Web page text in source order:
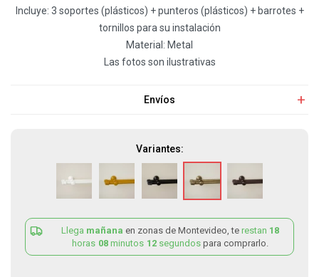
Incluye: 3 soportes (plásticos) + punteros (plásticos) + barrotes +
tornillos para su instalación
Material: Metal
Las fotos son ilustrativas
Envíos
Variantes:
Llega mañana en zonas de Montevideo, te restan 18
horas 08 minutos 12 segundos para comprarlo.